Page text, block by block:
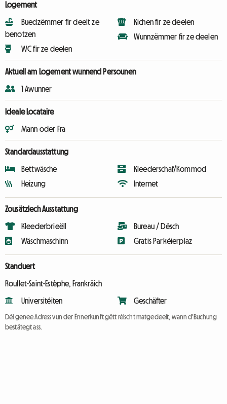
Logement
Buedzëmmer fir deelt ze
benotzen
WC fir ze deelen
Kichen fir ze deelen
Wunnzëmmer fir ze deelen
Aktuell am Logement wunnend Persounen
1 Awunner
Ideale Locataire
Mann oder Fra
Standardausstattung
Bettwäsche
Heizung
Kleederschaf/Kommod
Internet
Zousätzlech Ausstattung
Kleederbrieëll
Wäschmaschinn
Bureau / Dësch
Gratis Parkéierplaz
Standuert
Roullet-Saint-Estèphe, Frankräich
Universitéiten Geschäfter
Déi genee Adress vun der Ënnerkunft gëtt réischt matgedeelt, wann d'Buchung
bestätegt ass.